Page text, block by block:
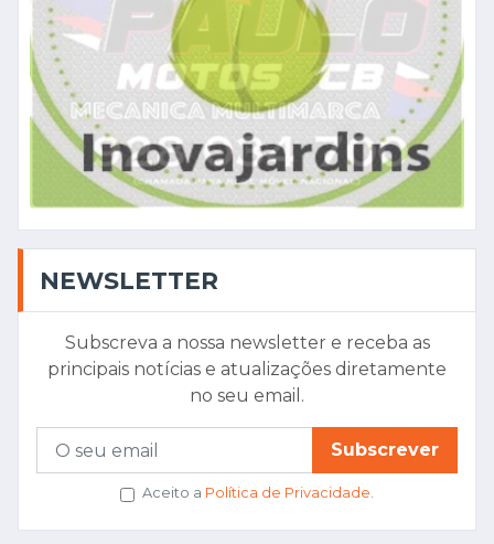
NEWSLETTER
Subscreva a nossa newsletter e receba as
principais notícias e atualizações diretamente
no seu email.
Subscrever
Aceito a Política de Privacidade.